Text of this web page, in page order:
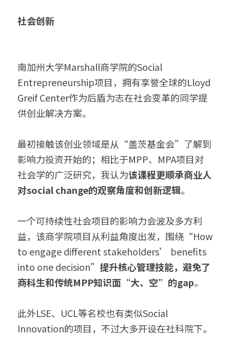
社会创新
南加州大学Marshall商学院的Social
Entrepreneurship项目，拥有享誉全球的Lloyd
Greif Center作为后盾为志在社会变革的同学提
供创业解决方案。
最初接触该创业领域是从“盖茨基金会”了解到
影响力投资开始的；相比于MPP、MPA项目对
社会学的广泛研究，我认为该课程更顺承商业人
对social change的观察角度和创新逻辑。
一个可持续性社会项目的影响力会波及多方利
益，该商学院项目从利益角度出发，围绕“How
to engage different stakeholders’ benefits
into one decision” 提升核心管理技能，避免了
商科生和传统MPP知识面“大、空”的gap。
此外LSE、UCL等名校也有类似Social
Innovation的项目，不过大多开设在社科院下。